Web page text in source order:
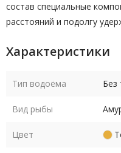
состав специальные
расстояний и подолгу
Характеристики
Тип водоёма Без
Вид рыбы
Цвет